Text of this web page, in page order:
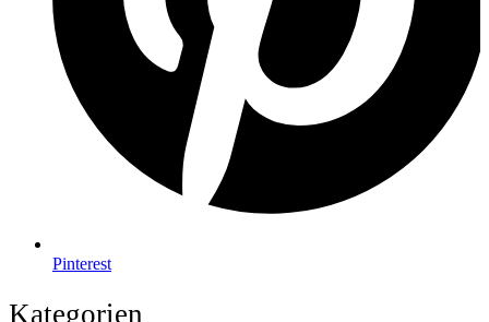
Pinterest
Kategorien